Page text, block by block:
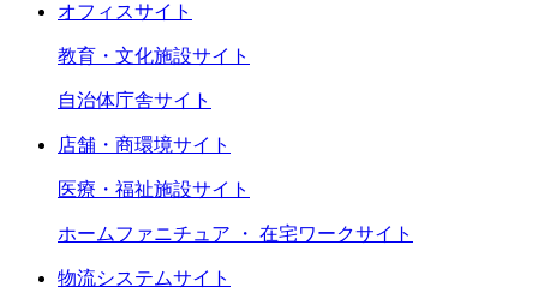
オフィスサイト
教育・文化施設サイト
自治体庁舎サイト
店舗・商環境サイト
医療・福祉施設サイト
ホームファニチュア ・ 在宅ワークサイト
物流システムサイト